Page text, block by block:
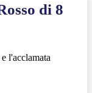
di 8
l'acclamata